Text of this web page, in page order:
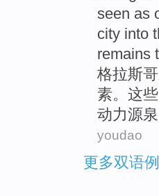
seen as
city into
remains
格拉斯哥
素。这
动力源泉
youdao
更多双语